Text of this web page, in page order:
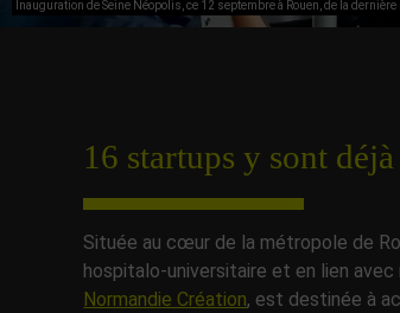
Inauguration de Seine Néopolis, ce 12 septembre à Rouen, de la
16 startups y sont
Située au cœur de la métropole de
hospitalo-universitaire et en lien avec
Normandie Création, est destinée à